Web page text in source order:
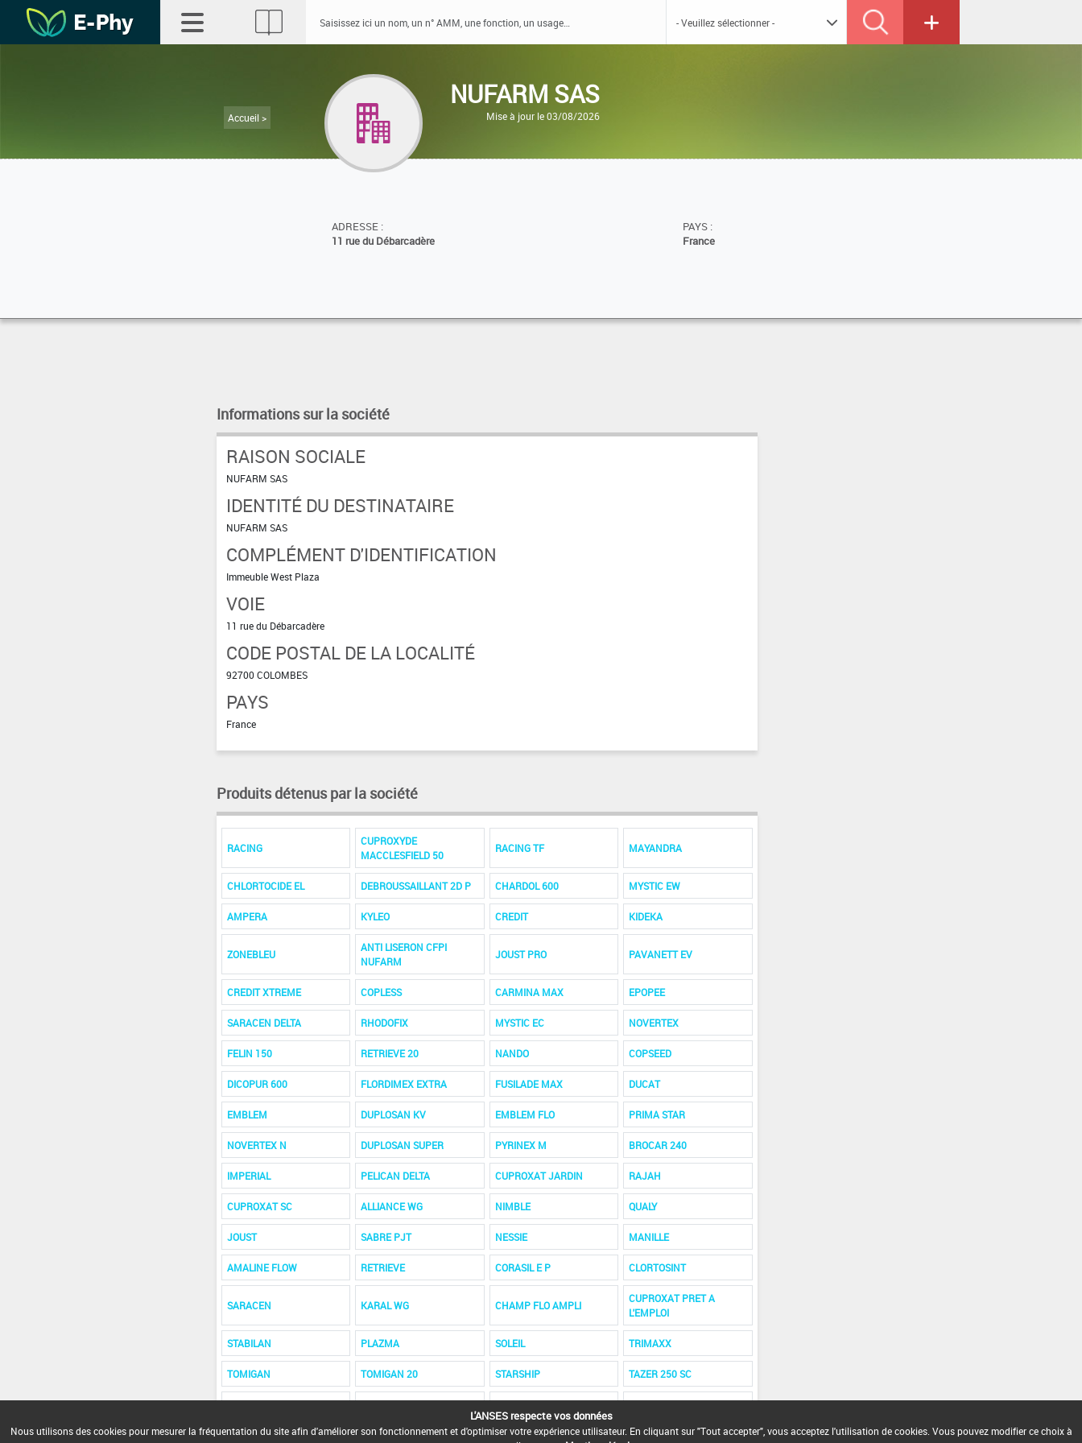
Accueil >
NUFARM SAS
Mise à jour le 03/08/2026
ADRESSE :
11 rue du Débarcadère
PAYS :
France
Informations sur la société
RAISON SOCIALE
NUFARM SAS
IDENTITÉ DU DESTINATAIRE
NUFARM SAS
COMPLÉMENT D'IDENTIFICATION
Immeuble West Plaza
VOIE
11 rue du Débarcadère
CODE POSTAL DE LA LOCALITÉ
92700 COLOMBES
PAYS
France
Produits détenus par la société
RACING
CUPROXYDE
MACCLESFIELD 50
RACING TF MAYANDRA
CHLORTOCIDE EL DEBROUSSAILLANT 2D P CHARDOL 600 MYSTIC EW
AMPERA KYLEO CREDIT KIDEKA
ZONEBLEU
ANTI LISERON CFPI
NUFARM
JOUST PRO PAVANETT EV
CREDIT XTREME COPLESS CARMINA MAX EPOPEE
SARACEN DELTA RHODOFIX MYSTIC EC NOVERTEX
FELIN 150 RETRIEVE 20 NANDO COPSEED
DICOPUR 600 FLORDIMEX EXTRA FUSILADE MAX DUCAT
EMBLEM DUPLOSAN KV EMBLEM FLO PRIMA STAR
NOVERTEX N DUPLOSAN SUPER PYRINEX M BROCAR 240
IMPERIAL PELICAN DELTA CUPROXAT JARDIN RAJAH
CUPROXAT SC ALLIANCE WG NIMBLE QUALY
JOUST SABRE PJT NESSIE MANILLE
AMALINE FLOW RETRIEVE CORASIL E P CLORTOSINT
SARACEN KARAL WG CHAMP FLO AMPLI
CUPROXAT PRET A
L'EMPLOI
STABILAN PLAZMA SOLEIL TRIMAXX
TOMIGAN TOMIGAN 20 STARSHIP TAZER 250 SC
TOLREX 50 UNICORN DF U 46 M BASF TROPOTONE
L'ANSES respecte vos données
Nous utilisons des cookies pour mesurer la fréquentation du site afin d'améliorer son fonctionnement et d'optimiser votre expérience utilisateur. En cliquant sur "Tout accepter", vous acceptez l'utilisation de cookies. Vous pouvez modifier ce choix à